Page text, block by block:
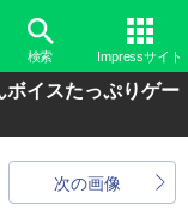
検索 Impressサイト
ボイスたっぷりゲー
次の画像